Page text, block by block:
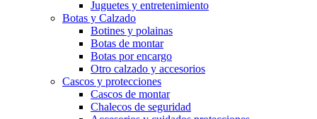
Juguetes y entretenimiento
Botas y Calzado
Botines y polainas
Botas de montar
Botas por encargo
Otro calzado y accesorios
Cascos y protecciones
Cascos de montar
Chalecos de seguridad